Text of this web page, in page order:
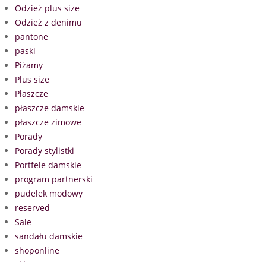
Odzież plus size
Odzież z denimu
pantone
paski
Piżamy
Plus size
Płaszcze
płaszcze damskie
płaszcze zimowe
Porady
Porady stylistki
Portfele damskie
program partnerski
pudelek modowy
reserved
Sale
sandału damskie
shoponline